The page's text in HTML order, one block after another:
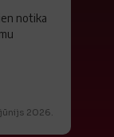
notika
2026.